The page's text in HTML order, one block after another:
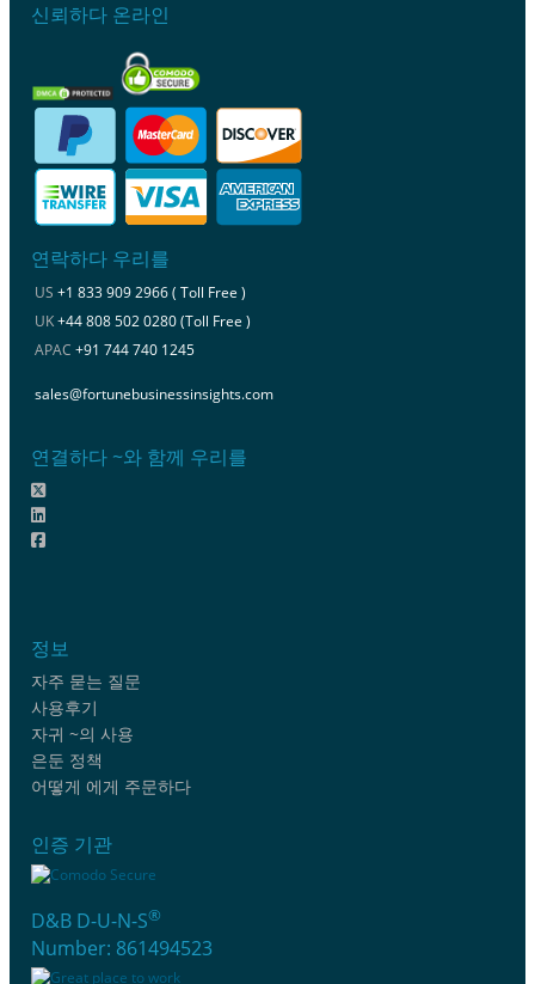
신뢰하다 온라인
연락하다 우리를
US +1 833 909 2966 ( Toll Free )
UK+44 808 502 0280 (Toll Free )
APAC +91 744 740 1245
sales@fortunebusinessinsights.com
연결하다 ~와 함께 우리를
정보
자주 묻는 질문
사용후기
자귀 ~의 사용
은둔 정책
어떻게 에게 주문하다
인증 기관
D&B D-U-N-S®
Number: 861494523